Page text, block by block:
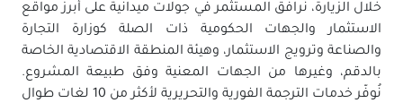
خلال الزيارة، نُرافق المستثمر في جولات ميدانية على أبرز مواقع
الاستثمار والجهات الحكومية ذات الصلة كوزارة التجارة
والصناعة وترويج الاستثمار، وهيئة المنطقة الاقتصادية الخاصة
بالدقم، وغيرها من الجهات المعنية وفق طبيعة المشروع.
نُوفّر خدمات الترجمة الفورية والتحريرية لأكثر من 10 لغات طوال